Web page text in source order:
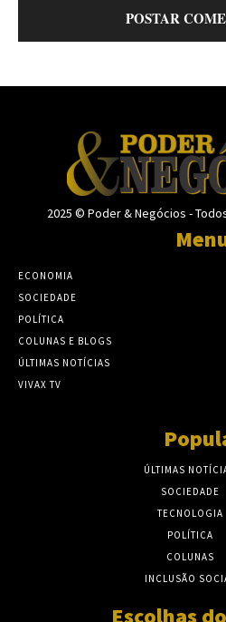
2025 © Poder & Negócios -
ECONOMIA
SOCIEDADE
POLÍTICA
COLUNAS E BLOGS
ÚLTIMAS NOTÍCIAS
VIVAX TV
ÚLTIMAS
SOCIEDADE
TECNOLOGIA
POLÍTICA
COLUNAS
INCLUSÃO
Escolhas